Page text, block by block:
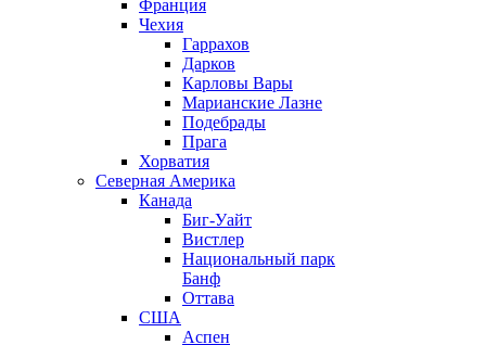
Франция
Чехия
Гаррахов
Дарков
Карловы Вары
Марианские Лазне
Подебрады
Прага
Хорватия
Северная Америка
Канада
Биг-Уайт
Вистлер
Национальный парк
Банф
Оттава
США
Аспен